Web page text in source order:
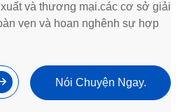
và thương mại.các cơ sở giải
vẹn và hoan nghênh sự hợp
Nói Chuyện Ngay.